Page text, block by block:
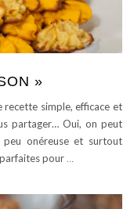
»
recette simple, efficace et
partager… Oui, on peut
peu onéreuse et surtout
pour …